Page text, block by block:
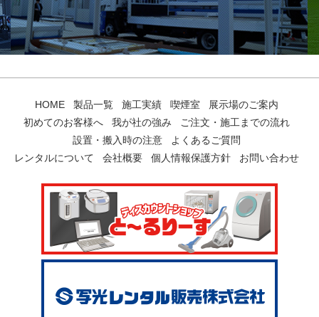
HOME 製品一覧 施工実績 喫煙室
展示場のご案内
初めてのお客様へ
我が社の強み
ご注文・施工までの流れ
設置・搬入時の注意
よくあるご質問
レンタルについて
会社概要 個人情報保護方針 お問い合わせ